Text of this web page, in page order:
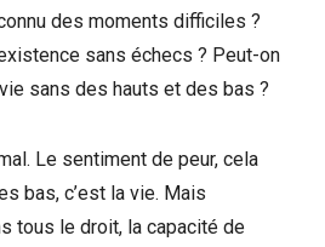
des moments difficiles ?
sans échecs ? Peut-on
sans des hauts et des bas ?
Le sentiment de peur, cela
bas, c’est la vie. Mais
tous le droit, la capacité de